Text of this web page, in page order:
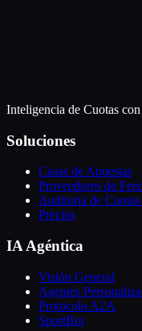
Inteligencia de Cuotas
Soluciones
Casas de Apuestas
Proveedores de
Auditoría de
Precios
IA Agéntica
Visión General
Agentes
Protocolo A2A
SportBot